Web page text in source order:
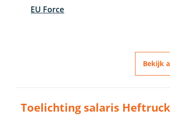
EU Force
Bekijk
Toelichting salaris